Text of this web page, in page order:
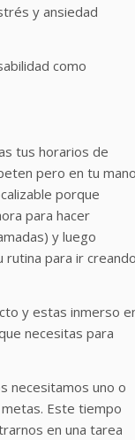
y ansiedad
como
tus horarios de
pero en tu
porque
para hacer
y luego
rutina para ir
y estas inmerso
necesitas para
necesitamos uno o
Este tiempo
en una tarea